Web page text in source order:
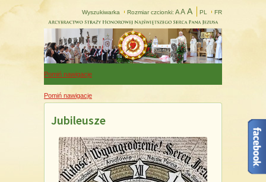
Wyszukiwarka Rozmiar czcionki: A A A PL FR
Pomiń nawigacje
Pomiń nawigacje
Jubileusze